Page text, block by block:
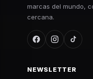
marcas del mundo,
cercana.
NEWSLETTER